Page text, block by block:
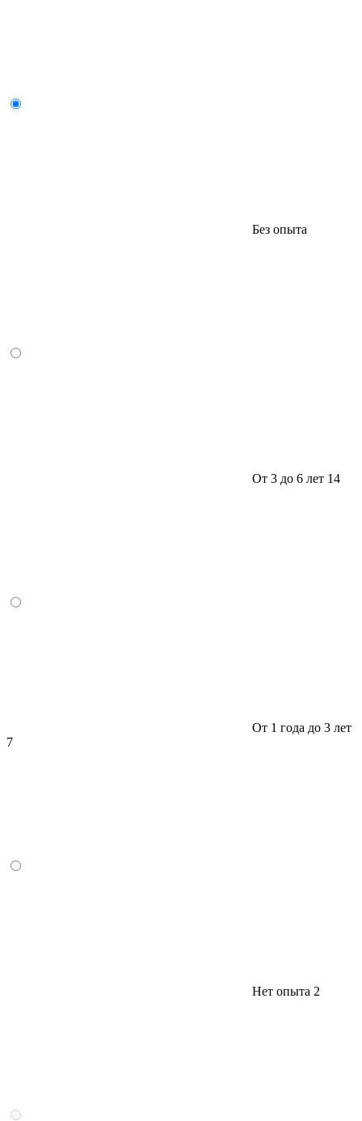
Без опыта
От 3 до 6 лет 14
От 1 года до 3 лет
7
Нет опыта 2